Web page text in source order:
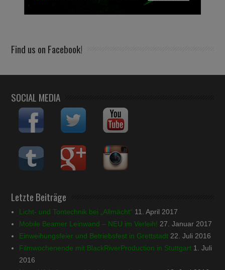
Find us on Facebook!
SOCIAL MEDIA
Letzte Beiträge
Licht- und Tontechnik bei „Allmächt“ 11. April 2017
Mobile Beamer Leinwand – NEU im Verleih! 27. Januar 2017
Einweihungsfeier und Betriebsfest in Grettstadt 22. Juli 2016
Filmwochenende mit BlackRiverProduction in Stuttgart 1. Juli
2016